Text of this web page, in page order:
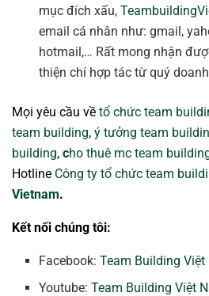
mục đích xấu,
email cá nhân như: gmail,
hotmail,… Rất mong nhận
thiện chí hợp tác từ quý
Mọi yêu cầu về tổ chức team
team building, ý tưởng team
building, cho thuê mc team
Hotline Công ty tổ chức team
Vietnam.
Kết nối chúng tôi:
Facebook:Team Building Việt
Youtube:Team Building Việt